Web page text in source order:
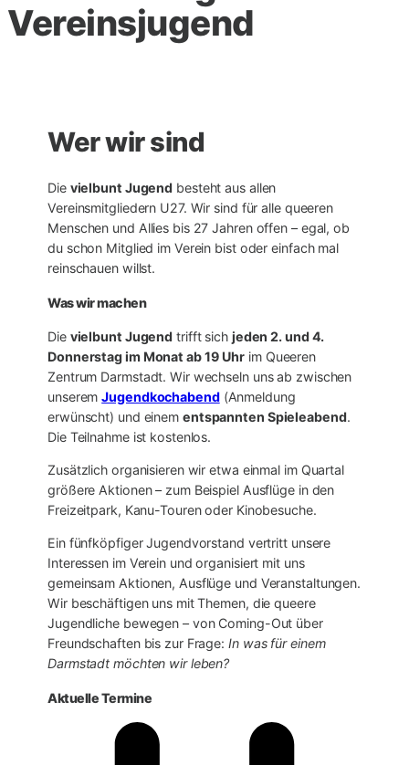
Vereinsjugend
Wer wir sind
Die vielbunt Jugend besteht aus allen
Vereinsmitgliedern U27. Wir sind für alle queeren
Menschen und Allies bis 27 Jahren offen – egal, ob
du schon Mitglied im Verein bist oder einfach mal
reinschauen willst.
Was wir machen
Die vielbunt Jugend trifft sich jeden 2. und 4.
Donnerstag im Monat ab 19 Uhr im Queeren
Zentrum Darmstadt. Wir wechseln uns ab zwischen
unseremJugendkochabend(Anmeldung
erwünscht) und einem entspannten Spieleabend.
Die Teilnahme ist kostenlos.
Zusätzlich organisieren wir etwa einmal im Quartal
größere Aktionen – zum Beispiel Ausflüge in den
Freizeitpark, Kanu-Touren oder Kinobesuche.
Ein fünfköpfiger Jugendvorstand vertritt unsere
Interessen im Verein und organisiert mit uns
gemeinsam Aktionen, Ausflüge und Veranstaltungen.
Wir beschäftigen uns mit Themen, die queere
Jugendliche bewegen – von Coming-Out über
Freundschaften bis zur Frage: In was für einem
Darmstadt möchten wir leben?
Aktuelle Termine